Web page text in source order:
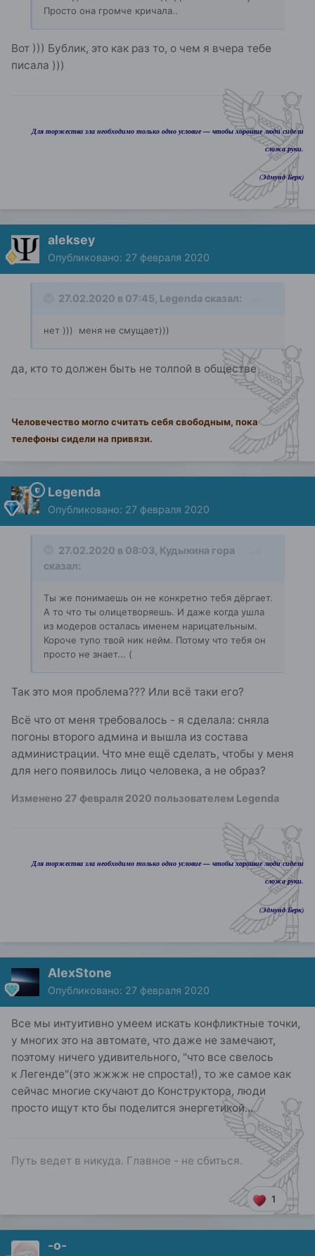
Просто она громче кричала..
Вот ))) Бублик, это как раз то, о чем я вчера тебе
писала )))
Для торжества зла необходимо только одно условие — чтобы хорошие люди сидели
сложа руки.
(Эдмунд Берк)
aleksey
Опубликовано: 27 февраля 2020
27.02.2020 в 07:45, Legenda сказал:
нет ))) меня не смущает)))
да, кто то должен быть не толпой в обществе
Человечество могло считать себя свободным, пока
телефоны сидели на привязи.
Legenda
Опубликовано: 27 февраля 2020
27.02.2020 в 08:03, Кудыкина гора
сказал:
Ты же понимаешь он не конкретно тебя дёргает.
А то что ты олицетворяешь. И даже когда ушла
из модеров осталась именем нарицательным.
Короче тупо твой ник нейм. Потому что тебя он
просто не знает... (
Так это моя проблема??? Или всё таки его?
Всё что от меня требовалось - я сделала: сняла
погоны второго админа и вышла из состава
администрации. Что мне ещё сделать, чтобы у меня
для него появилось лицо человека, а не образ?
Изменено 27 февраля 2020 пользователем Legenda
Для торжества зла необходимо только одно условие — чтобы хорошие люди сидели
сложа руки.
(Эдмунд Берк)
AlexStone
Опубликовано: 27 февраля 2020
Все мы интуитивно умеем искать конфликтные точки,
у многих это на автомате, что даже не замечают,
поэтому ничего удивительного, "что все свелось
к Легенде"(это жжжж не спроста!), то же самое как
сейчас многие скучают до Конструктора, люди
просто ищут кто бы поделится энергетикой...
1
Путь ведет в никуда. Главное - не сбиться.
-о-